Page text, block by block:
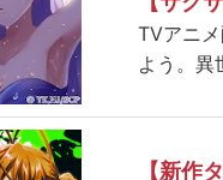
TVアニ
よう。異
【新作